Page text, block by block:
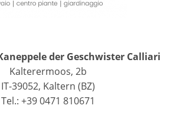
der Geschwister Calliari
Kalterermoos, 2b
IT-39052, Kaltern (BZ)
Tel.: +39 0471 810671